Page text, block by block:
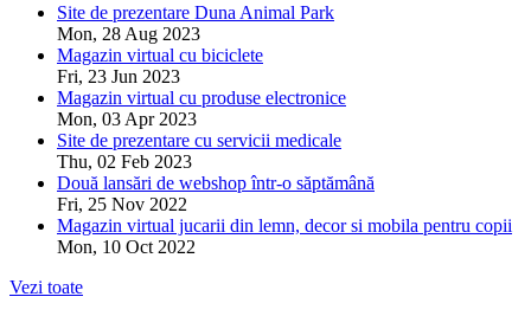
Site de prezentare Duna Animal Park
Mon, 28 Aug 2023
Magazin virtual cu biciclete
Fri, 23 Jun 2023
Magazin virtual cu produse electronice
Mon, 03 Apr 2023
Site de prezentare cu servicii medicale
Thu, 02 Feb 2023
Două lansări de webshop într-o săptămână
Fri, 25 Nov 2022
Magazin virtual jucarii din lemn, decor si mobila pentru copii
Mon, 10 Oct 2022
Vezi toate